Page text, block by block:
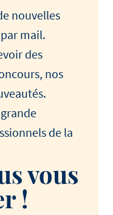
nouvelles
mail.
des
nos
de la
vous
!